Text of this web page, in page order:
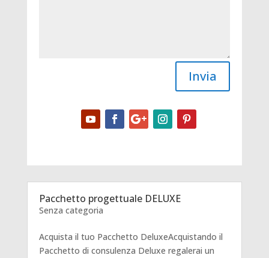
Invia
Pacchetto progettuale DELUXE
Senza categoria
Acquista il tuo Pacchetto DeluxeAcquistando il
Pacchetto di consulenza Deluxe regalerai un